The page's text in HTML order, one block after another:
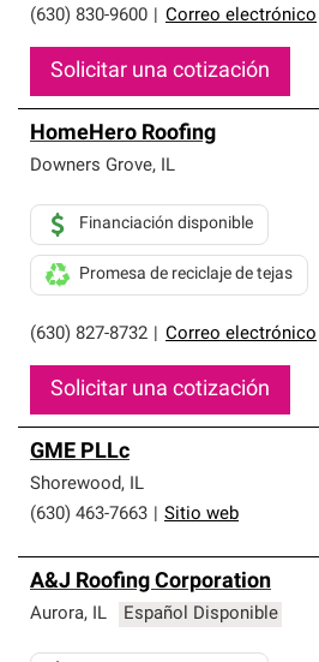
(630) 830-9600 Correo electrónico
Solicitar una cotización
HomeHero Roofing
Downers Grove, IL
(630) 827-8732 Correo electrónico
Financiación disponible
Promesa de reciclaje de tejas
Solicitar una cotización
GME PLLc
Shorewood, IL
(630) 463-7663
Sitio web
A&J Roofing Corporation
Aurora, IL Español Disponible